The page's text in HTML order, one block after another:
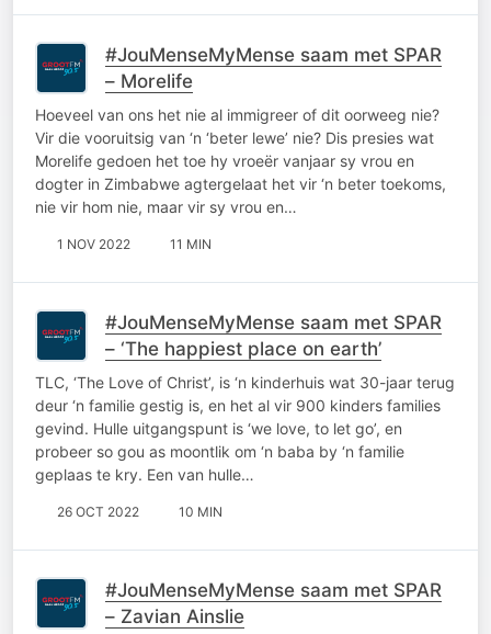
#JouMenseMyMense saam met SPAR
– Morelife
Hoeveel van ons het nie al immigreer of dit oorweeg nie?
Vir die vooruitsig van ‘n ‘beter lewe’ nie? Dis presies wat
Morelife gedoen het toe hy vroeër vanjaar sy vrou en
dogter in Zimbabwe agtergelaat het vir ‘n beter toekoms,
nie vir hom nie, maar vir sy vrou en…
1 NOV 2022 11 MIN
#JouMenseMyMense saam met SPAR
– ‘The happiest place on earth’
TLC, ‘The Love of Christ’, is ‘n kinderhuis wat 30-jaar terug
deur ‘n familie gestig is, en het al vir 900 kinders families
gevind. Hulle uitgangspunt is ‘we love, to let go’, en
probeer so gou as moontlik om ‘n baba by ‘n familie
geplaas te kry. Een van hulle…
26 OCT 2022 10 MIN
#JouMenseMyMense saam met SPAR
– Zavian Ainslie